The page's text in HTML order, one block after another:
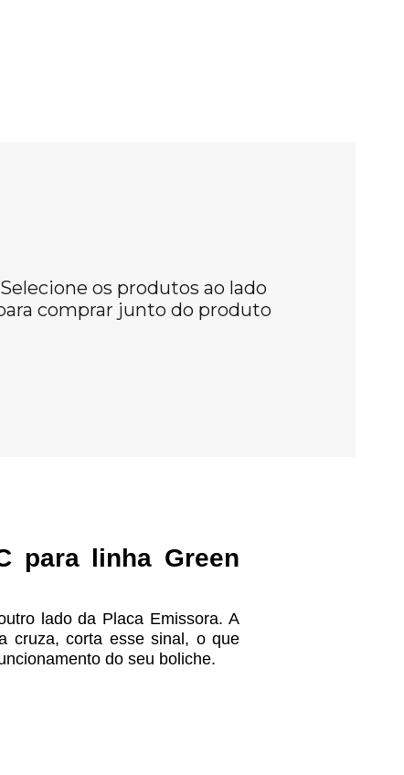
Selecione os produtos ao lado
comprar junto do produto
para linha Green
lado da Placa Emissora. A
cruza, corta esse sinal, o que
do seu boliche.